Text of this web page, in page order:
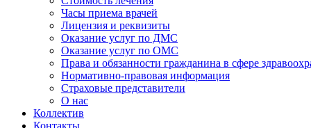
Часы приема врачей
Лицензия и реквизиты
Оказание услуг по ДМС
Оказание услуг по ОМС
Права и обязанности гражданина в сфере
Нормативно-правовая информация
Страховые представители
О нас
Коллектив
Контакты